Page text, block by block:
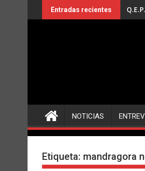
al
Entradas recientes
NOTICIAS
Etiqueta: mandragora